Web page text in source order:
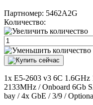
Партномер: 5462A2G
Количество:
1x E5-2603 v3 6C
2133MHz / Onboard 6Gb
bay / 4x GbE / 3/9 /